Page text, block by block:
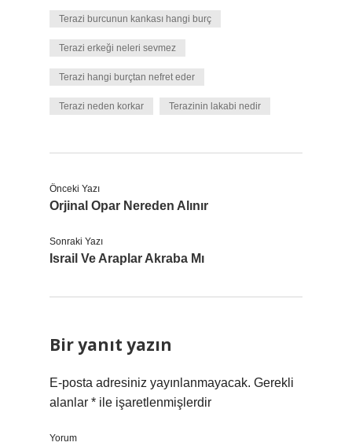
Terazi burcunun kankası hangi burç
Terazi erkeği neleri sevmez
Terazi hangi burçtan nefret eder
Terazi neden korkar Terazinin lakabi nedir
Önceki Yazı
Orjinal Opar Nereden Alınır
Sonraki Yazı
Israil Ve Araplar Akraba Mı
Bir yanıt yazın
E-posta adresiniz yayınlanmayacak. Gerekli
alanlar * ile işaretlenmişlerdir
Yorum